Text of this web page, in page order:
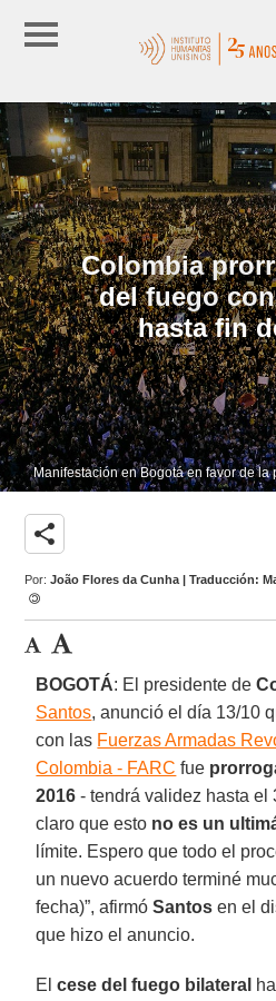
Colombia
del fuego
hasta fin
Manifestación en Bogotá en favor de la
share
Por:João Flores da Cunha | Traducción:
BOGOTÁ: El presidente de
Santos, anunció el día 13/10
con las Fuerzas Armadas
Colombia - FARC fue
2016 - tendrá validez hasta el
claro que esto no es un
límite. Espero que todo el
un nuevo acuerdo terminé
fecha)”, afirmóSantos en el
que hizo el anuncio.
Elcese del fuego bilateral